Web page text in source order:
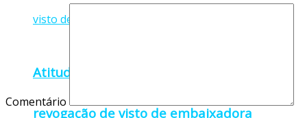
Atitude irresponsável, diz Lula após
revogação de visto de embaixadora
Comentário